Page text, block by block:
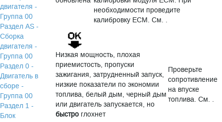
двигателя -
Группа 00
Раздел АS -
Сборка
двигателя -
Группа 00
Раздел 0 -
Двигатель в
сборе -
Группа 00
Раздел 1 -
Блок
необходимости проведите
калибровку ECM. См. .
Низкая мощность, плохая
приемистость, пропуски
зажигания, затрудненный запуск,
низкие показатели по экономии
топлива, белый дым, черный дым
или двигатель запускается, но
быстро глохнет
Проверьте
сопротивление
на впуске
топлива. См. .